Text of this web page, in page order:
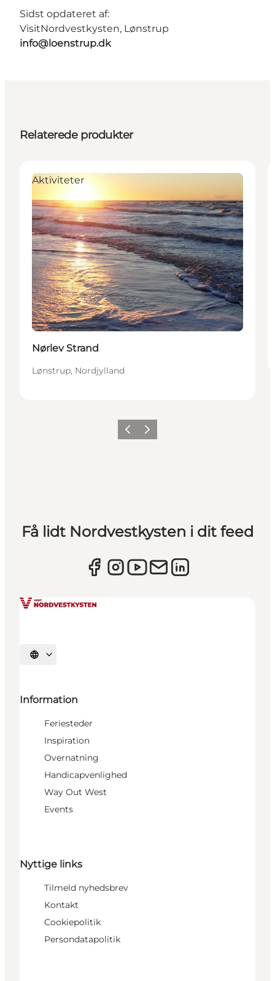
Sidst opdateret af:
VisitNordvestkysten, Lønstrup
info@loenstrup.dk
Relaterede produkter
Aktiviteter
Nørlev Strand
Lønstrup, Nordjylland
ForrigeNæste
Få lidt Nordvestkysten i dit feed
Vælg sprog
Information
Feriesteder
Inspiration
Overnatning
Handicapvenlighed
Way Out West
Events
Nyttige links
Tilmeld nyhedsbrev
Kontakt
Cookiepolitik
Persondatapolitik